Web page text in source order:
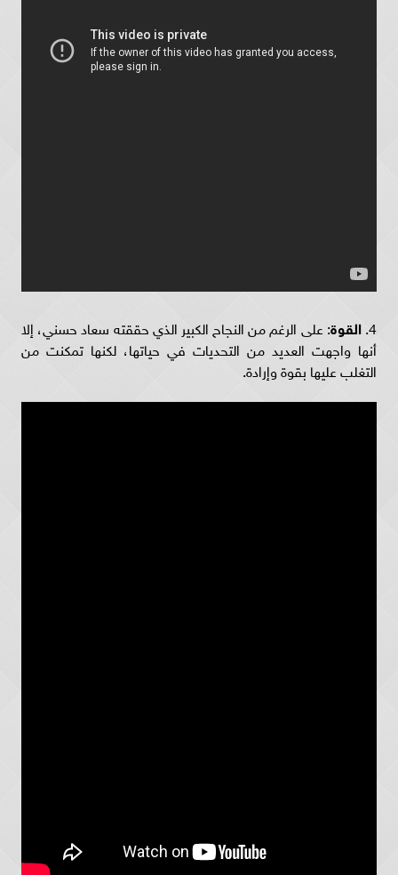
4. القوة: على الرغم من النجاح الكبير الذي حققته سعاد حسني، إلا
أنها واجهت العديد من التحديات في حياتها، لكنها تمكنت من
التغلب عليها بقوة وإرادة.